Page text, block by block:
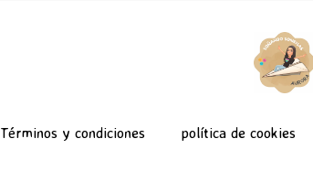
Términos y condiciones política de cookies